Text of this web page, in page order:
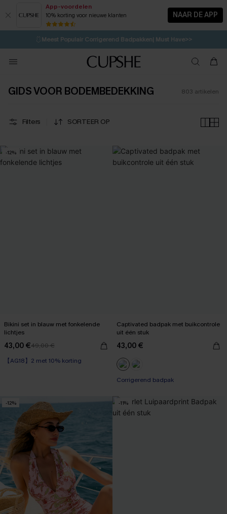
App-voordelen
10% korting voor nieuwe klanten NAAR DE APP
⚡️LAATSTE KANS | Tot 50% korting>>
🩱Meest Populair Corrigerend Badpakken| Must Have>>
💌Abonneer je & ontvang tot 15% korting>>
Koop 3, krijg 15% korting | CODE: SW15
GIDS VOOR BODEMBEDEKKING 803 artikelen
Filters SORTEER OP
-12%
Bikini set in blauw met fonkelende
lichtjes
43,00 €49,00 €
【AG18】2 met 10% korting
Captivated badpak met buikcontrole
uit één stuk
43,00 €
Corrigerend badpak
-12% -11%